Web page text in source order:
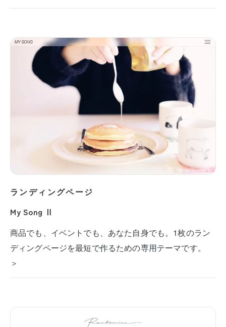
ランディングページ
My Song Ⅱ
商品でも、イベントでも、あなた自身でも。1枚のラン
ディングページを最短で作るための専用テーマです。
＞